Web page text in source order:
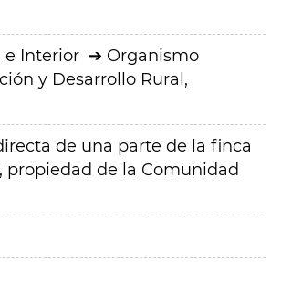
e Interior
Organismo
y Desarrollo Rural,
de una parte de la finca
propiedad de la Comunidad